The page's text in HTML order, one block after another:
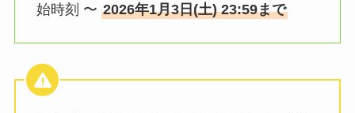
始時刻 〜 2026年1月3日(土) 23:59まで